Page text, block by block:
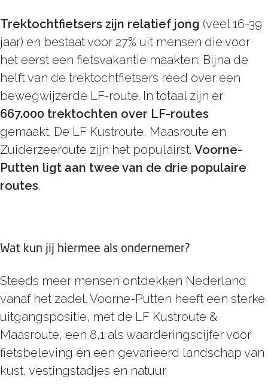
Trektochtfietsers zijn relatief jong (veel 16-39
jaar) en bestaat voor 27% uit mensen die voor
het eerst een fietsvakantie maakten. Bijna de
helft van de trektochtfietsers reed over een
bewegwijzerde LF-route. In totaal zijn er
667.000 trektochten over LF-routes
gemaakt. De LF Kustroute, Maasroute en
Zuiderzeeroute zijn het populairst. Voorne-
Putten ligt aan twee van de drie populaire
routes.
Wat kun jij hiermee als ondernemer?
Steeds meer mensen ontdekken Nederland
vanaf het zadel. Voorne-Putten heeft een sterke
uitgangspositie, met de LF Kustroute &
Maasroute, een 8,1 als waarderingscijfer voor
fietsbeleving én een gevarieerd landschap van
kust, vestingstadjes en natuur.